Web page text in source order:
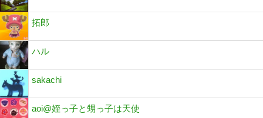
拓郎
ハル
sakachi
aoi@姪っ子と甥っ子は天使